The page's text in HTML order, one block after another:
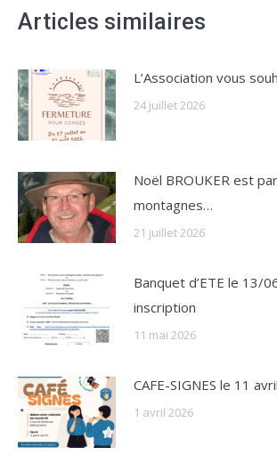
Articles similaires
L’Association vous
24 juillet 2026
Noël BROUKER est
montagnes…
21 juillet 2026
Banquet d’ETE le 13/
inscription
11 mai 2026
CAFE-SIGNES le 11
1 avril 2026